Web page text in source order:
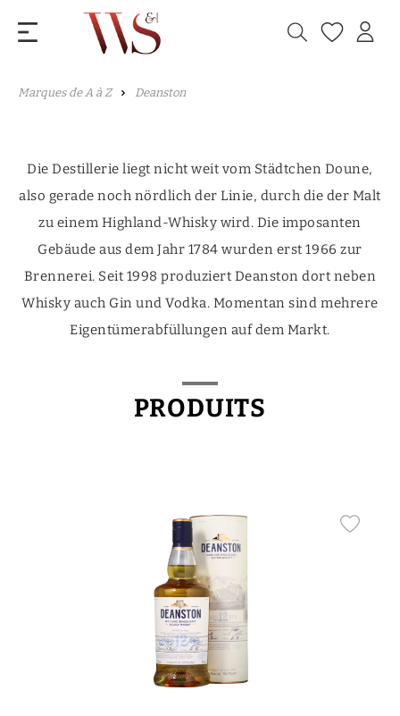
Marques de A à Z Deanston
Die Destillerie liegt nicht weit vom Städtchen Doune,
also gerade noch nördlich der Linie, durch die der Malt
zu einem Highland-Whisky wird. Die imposanten
Gebäude aus dem Jahr 1784 wurden erst 1966 zur
Brennerei. Seit 1998 produziert Deanston dort neben
Whisky auch Gin und Vodka. Momentan sind mehrere
Eigentümerabfüllungen auf dem Markt.
PRODUITS